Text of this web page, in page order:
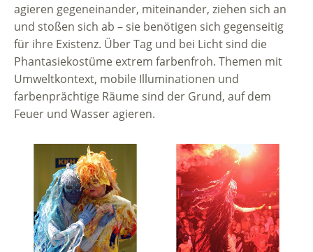
agieren gegeneinander, miteinander, ziehen sich an
und stoßen sich ab – sie benötigen sich gegenseitig
für ihre Existenz. Über Tag und bei Licht sind die
Phantasiekostüme extrem farbenfroh. Themen mit
Umweltkontext, mobile Illuminationen und
farbenprächtige Räume sind der Grund, auf dem
Feuer und Wasser agieren.